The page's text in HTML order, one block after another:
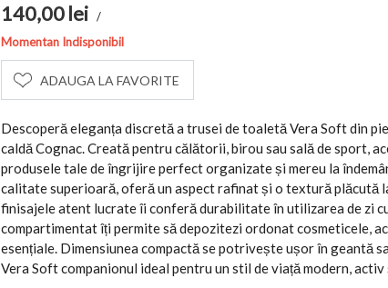
140,00lei /
Momentan Indisponibil
ADAUGA LA FAVORITE
Descoperă eleganța discretă a trusei de toaletă Vera Soft din
caldă Cognac. Creată pentru călătorii, birou sau sală de sport,
produsele tale de îngrijire perfect organizate și mereu la
calitate superioară, oferă un aspect rafinat și o textură plăcută
finisajele atent lucrate îi conferă durabilitate în utilizarea de zi
compartimentat îți permite să depozitezi ordonat cosmeticele,
esențiale. Dimensiunea compactă se potrivește ușor în geantă
Vera Soft companionul ideal pentru un stil de viață modern,